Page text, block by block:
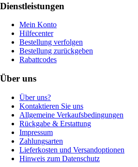
Dienstleistungen
Mein Konto
Hilfecenter
Bestellung verfolgen
Bestellung zurückgeben
Rabattcodes
Über uns
Über uns?
Kontaktieren Sie uns
Allgemeine Verkaufsbedingungen
Rückgabe & Erstattung
Impressum
Zahlungsarten
Lieferkosten und Versandoptionen
Hinweis zum Datenschutz